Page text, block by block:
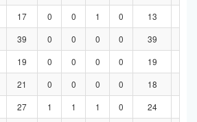
17 0 0 1 0 13
39 0 0 0 0 39
19 0 0 0 0 19
21 0 0 0 0 18
27 1 1 1 0 24